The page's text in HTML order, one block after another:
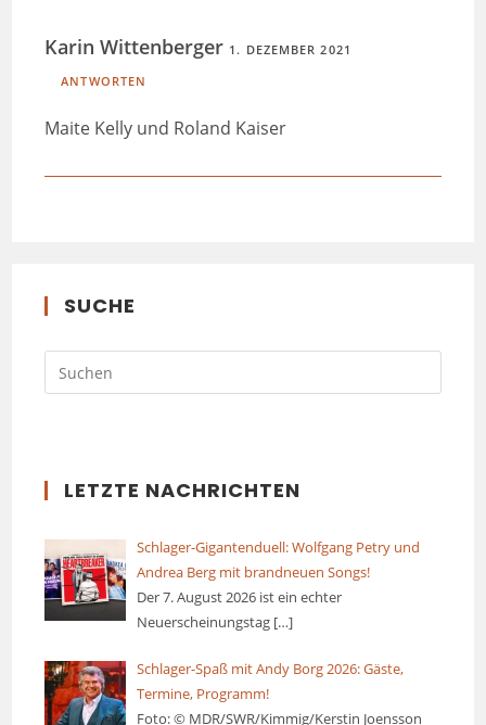
Karin Wittenberger 1. DEZEMBER 2021
ANTWORTEN
Maite Kelly und Roland Kaiser
SUCHE
LETZTE NACHRICHTEN
Schlager-Gigantenduell: Wolfgang Petry und
Andrea Berg mit brandneuen Songs!
Der 7. August 2026 ist ein echter
Neuerscheinungstag […]
Schlager-Spaß mit Andy Borg 2026: Gäste,
Termine, Programm!
Foto: © MDR/SWR/Kimmig/Kerstin Joensson